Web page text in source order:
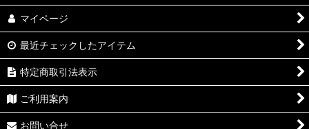
マイページ
最近チェックしたアイテム
特定商取引法表示
ご利用案内
お問い合せ